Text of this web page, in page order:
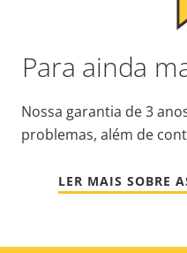
Para ainda
Nossa garantia de 3
problemas, além de
LER MAIS SOBRE